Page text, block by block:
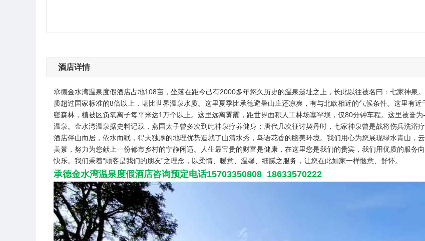
酒店详情
承德金水湾温泉度假酒店占地108亩，坐落在距今己有2000多年悠久历史的温泉遗址之上，长此以往被名曰：七家神泉
质超过国家标准的8倍以上，堪比世界温泉水质。这里夏季比承德避暑山庄还凉爽，有与北欧相近的气候条件。这里有近
密森林，植被区负氧离子每平米达1万个以上。这里远离雾霾，距世界面积人工林场塞罕坝，仅80分钟车程。这里被誉
温泉。金水湾温泉据史料记载，燕国太子曾多次到此神泉疗养健身；唐代几次征讨契丹时，七家神泉曾是战将伤兵洗浴
酒店伴山而居，依水而眠，得天独厚的地理优势造就了山清水秀，鸟语花香的幽美环境。我们用心为您展现绿水青山，
美景，努力为您献上一份都市乡村的宁静闲适。人生最宝贵的财富是健康，在这里您是我们的贵宾，我们用优质的服务
快乐。我们秉着“顾客是我们的朋友”之理念，以柔情、暖意、温馨、细腻之服务，让您在此如家一样惬意、舒怀。
承德金水湾温泉度假酒店咨询预定电话15703350808 18633570222